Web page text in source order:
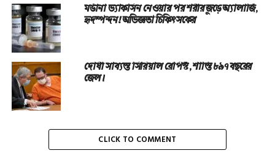
মর্ডানা ভ্যাকসিন নেওয়ার পর শরীর জুড়ে অ্যালার্জি,
হৃদস্পন্দন! অভিজ্ঞতা চিকিৎসকের
দোষী সাব্যস্ত সিরিয়াল রেপিস্ট, শাস্তি ৮৯৭ বছরের
জেল।
CLICK TO COMMENT